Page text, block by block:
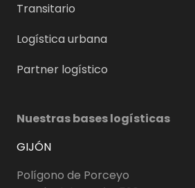
Transitario
Logística urbana
Partner logístico
Nuestras bases logísticas
GIJÓN
Polígono de Porceyo